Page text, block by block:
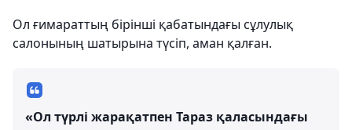
Ол ғимараттың бірінші қабатындағы сұлулық
салонының шатырына түсіп, аман қалған.
«Ол түрлі жарақатпен Тараз қаласындағы